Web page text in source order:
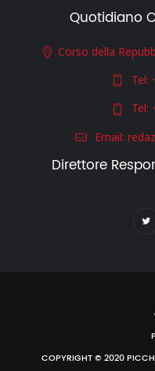
Quotidiano
Corso della
Tel:
Tel:
Email:
Direttore
COPYRIGHT © 2020